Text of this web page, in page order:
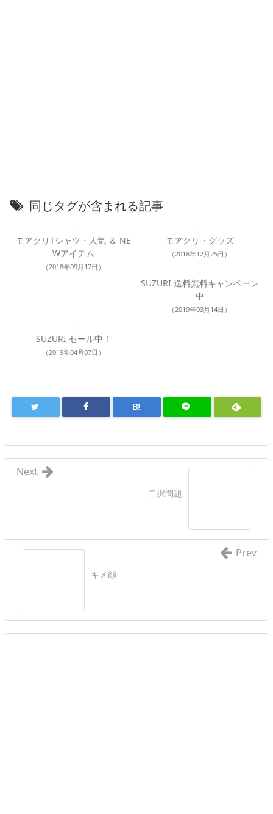
同じタグが含まれる記事
モアクリTシャツ・人気 ＆ NE
Wアイテム
（2018年09月17日）
モアクリ・グッズ
（2018年12月25日）
SUZURI 送料無料キャンペーン
中
（2019年03月14日）
SUZURI セール中！
（2019年04月07日）
B!
二択問題
Next
キメ顔
Prev